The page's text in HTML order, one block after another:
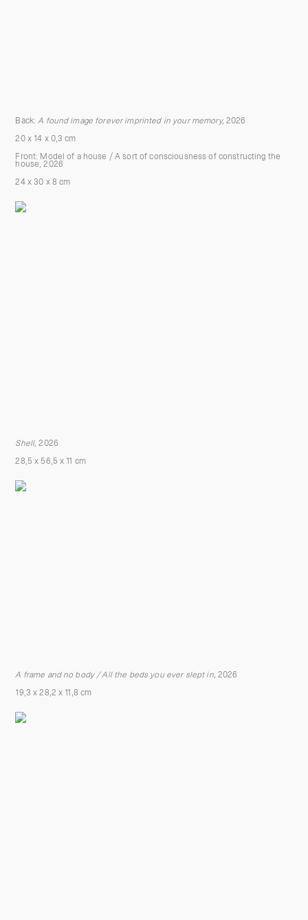
Back:A found image forever imprinted in your memory, 2026
20 x 14 x 0,3 cm
Front: Model of a house / A sort of consciousness of constructing the
house, 2026
24 x 30 x 8 cm
Shell, 2026
28,5 x 56,5 x 11 cm
A frame and no body / All the beds you ever slept in, 2026
19,3 x 28,2 x 11,8 cm